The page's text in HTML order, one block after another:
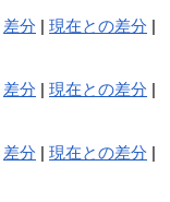
差分 |現在との差分 |
差分 |現在との差分 |
差分 |現在との差分 |